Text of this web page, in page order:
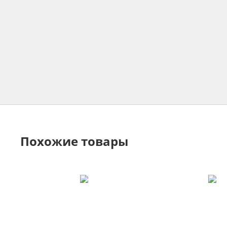
Похожие товары